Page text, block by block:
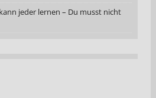
jeder lernen – Du musst nicht